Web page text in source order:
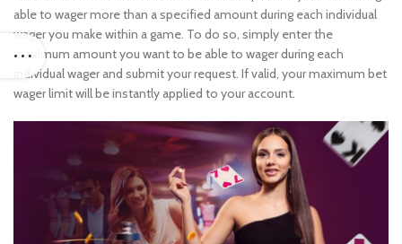
able to wager more than a specified amount during each individual
wager you make within a game. To do so, simply enter the
maximum amount you want to be able to wager during each
individual wager and submit your request. If valid, your maximum bet
wager limit will be instantly applied to your account.